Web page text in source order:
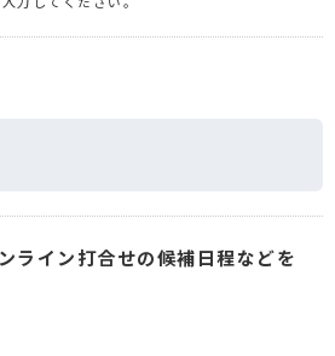
ライン打合せの候補日程などを